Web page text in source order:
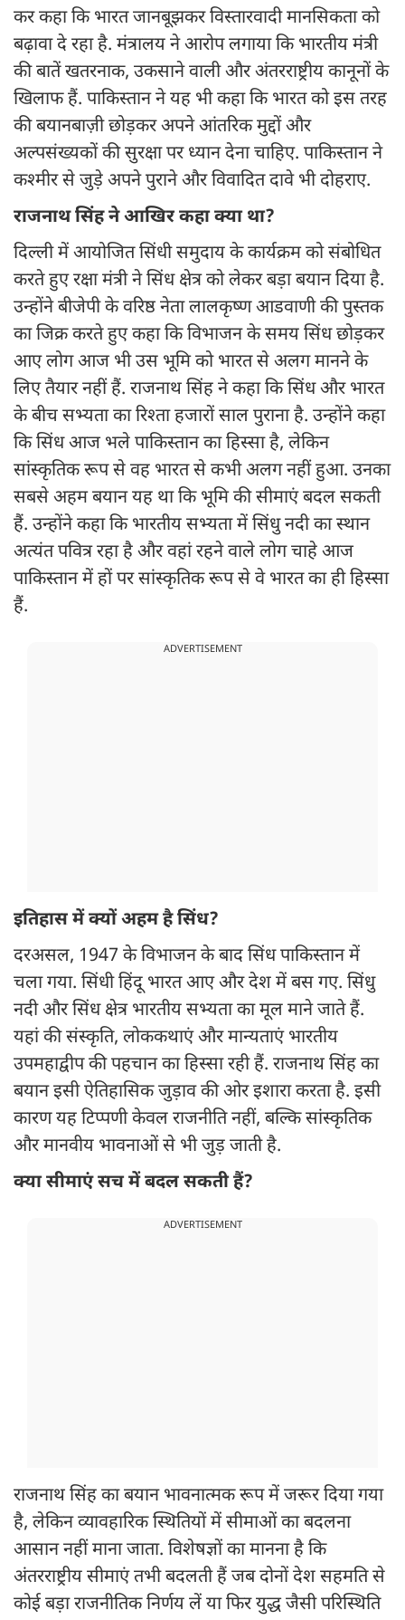
कर कहा कि भारत जानबूझकर विस्तारवादी मानसिकता को
बढ़ावा दे रहा है. मंत्रालय ने आरोप लगाया कि भारतीय मंत्री
की बातें खतरनाक, उकसाने वाली और अंतरराष्ट्रीय कानूनों के
खिलाफ हैं. पाकिस्तान ने यह भी कहा कि भारत को इस तरह
की बयानबाज़ी छोड़कर अपने आंतरिक मुद्दों और
अल्पसंख्यकों की सुरक्षा पर ध्यान देना चाहिए. पाकिस्तान ने
कश्मीर से जुड़े अपने पुराने और विवादित दावे भी दोहराए.
राजनाथ सिंह ने आखिर कहा क्या था?
दिल्ली में आयोजित सिंधी समुदाय के कार्यक्रम को संबोधित
करते हुए रक्षा मंत्री ने सिंध क्षेत्र को लेकर बड़ा बयान दिया है.
उन्होंने बीजेपी के वरिष्ठ नेता लालकृष्ण आडवाणी की पुस्तक
का जिक्र करते हुए कहा कि विभाजन के समय सिंध छोड़कर
आए लोग आज भी उस भूमि को भारत से अलग मानने के
लिए तैयार नहीं हैं. राजनाथ सिंह ने कहा कि सिंध और भारत
के बीच सभ्यता का रिश्ता हजारों साल पुराना है. उन्होंने कहा
कि सिंध आज भले पाकिस्तान का हिस्सा है, लेकिन
सांस्कृतिक रूप से वह भारत से कभी अलग नहीं हुआ. उनका
सबसे अहम बयान यह था कि भूमि की सीमाएं बदल सकती
हैं. उन्होंने कहा कि भारतीय सभ्यता में सिंधु नदी का स्थान
अत्यंत पवित्र रहा है और वहां रहने वाले लोग चाहे आज
पाकिस्तान में हों पर सांस्कृतिक रूप से वे भारत का ही हिस्सा
हैं.
ADVERTISEMENT
इतिहास में क्यों अहम है सिंध?
दरअसल, 1947 के विभाजन के बाद सिंध पाकिस्तान में
चला गया. सिंधी हिंदू भारत आए और देश में बस गए. सिंधु
नदी और सिंध क्षेत्र भारतीय सभ्यता का मूल माने जाते हैं.
यहां की संस्कृति, लोककथाएं और मान्यताएं भारतीय
उपमहाद्वीप की पहचान का हिस्सा रही हैं. राजनाथ सिंह का
बयान इसी ऐतिहासिक जुड़ाव की ओर इशारा करता है. इसी
कारण यह टिप्पणी केवल राजनीति नहीं, बल्कि सांस्कृतिक
और मानवीय भावनाओं से भी जुड़ जाती है.
क्या सीमाएं सच में बदल सकती हैं?
ADVERTISEMENT
राजनाथ सिंह का बयान भावनात्मक रूप में जरूर दिया गया
है, लेकिन व्यावहारिक स्थितियों में सीमाओं का बदलना
आसान नहीं माना जाता. विशेषज्ञों का मानना है कि
अंतरराष्ट्रीय सीमाएं तभी बदलती हैं जब दोनों देश सहमति से
कोई बड़ा राजनीतिक निर्णय लें या फिर युद्ध जैसी परिस्थिति